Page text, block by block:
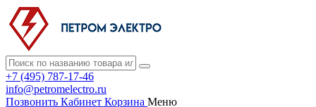
+7 (495) 787-17-46
info@petromelectro.ru
Позвонить Кабинет Корзина Меню